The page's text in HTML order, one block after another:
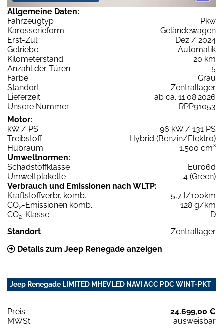
Allgemeine Daten:
Fahrzeugtyp
Pkw
Karosserieform
Geländewagen
Erst-Zul.
Dez / 2024
Getriebe
Automatik
Kilometerstand
20 km
Anzahl der Türen
5
Farbe
Grau
Standort
Zentrallager
Lieferzeit
ab ca. 11.08.2026
Unsere Nummer
RPP91053
Motor:
kW / PS
96 kW / 131 PS
Treibstoff
Hybrid (Benzin/Elektro)
Hubraum
1.500 cm³
Umweltnormen:
Schadstoffklasse
Euro6d
Umweltplakette
4 (Green)
Verbrauch und Emissionen nach WLTP:
Kraftstoffverbr. komb.
5,7 l/100km
CO2-Emissionen komb.
128 g/km
CO2-Klasse
D
Standort
Zentrallager
Details zum Jeep Renegade anzeigen
Jeep Renegade LIMITED MHEV LED NAVI ACC PDC WINT-PKT
Preis:
24.699,00 €
MWSt:
ausweisbar